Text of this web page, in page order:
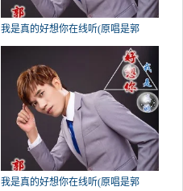
我是真的好想你在线听(原唱是郭
力)，苦苦命运演唱点播:152次
我是真的好想你在线听(原唱是郭